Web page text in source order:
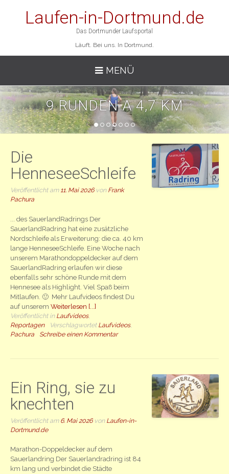
Laufen-in-Dortmund.de
Das Dortmunder Laufsportal
Läuft. Bei uns. In Dortmund.
MENÜ
9 RUNDEN A 4,7 KM
1 2 3 4 5 6 7
Die
HenneseeSchleife
Veröffentlicht am 11. Mai 2026von Frank
Pachura
... des SauerlandRadrings Der
SauerlandRadring hat eine zusätzliche
Nordschleife als Erweiterung: die ca. 40 km
lange HenneseeSchleife. Eine Woche nach
unserem Marathondoppeldecker auf dem
SauerlandRadring erlaufen wir diese
ebenfalls sehr schöne Runde mit dem
Hennesee als Highlight. Viel Spaß beim
Mitlaufen. 🙂 Mehr Laufvideos findest Du
auf unseremWeiterlesen [...]
Veröffentlicht in Laufvideos,
Reportagen
Verschlagwortet Laufvideos,
Pachura
Schreibe einen Kommentar
Ein Ring, sie zu
knechten
Veröffentlicht am 6. Mai 2026von Laufen-in-
Dortmund.de
Marathon-Doppeldecker auf dem
Sauerlandring Der Sauerlandradring ist 84
km lang und verbindet die Städte